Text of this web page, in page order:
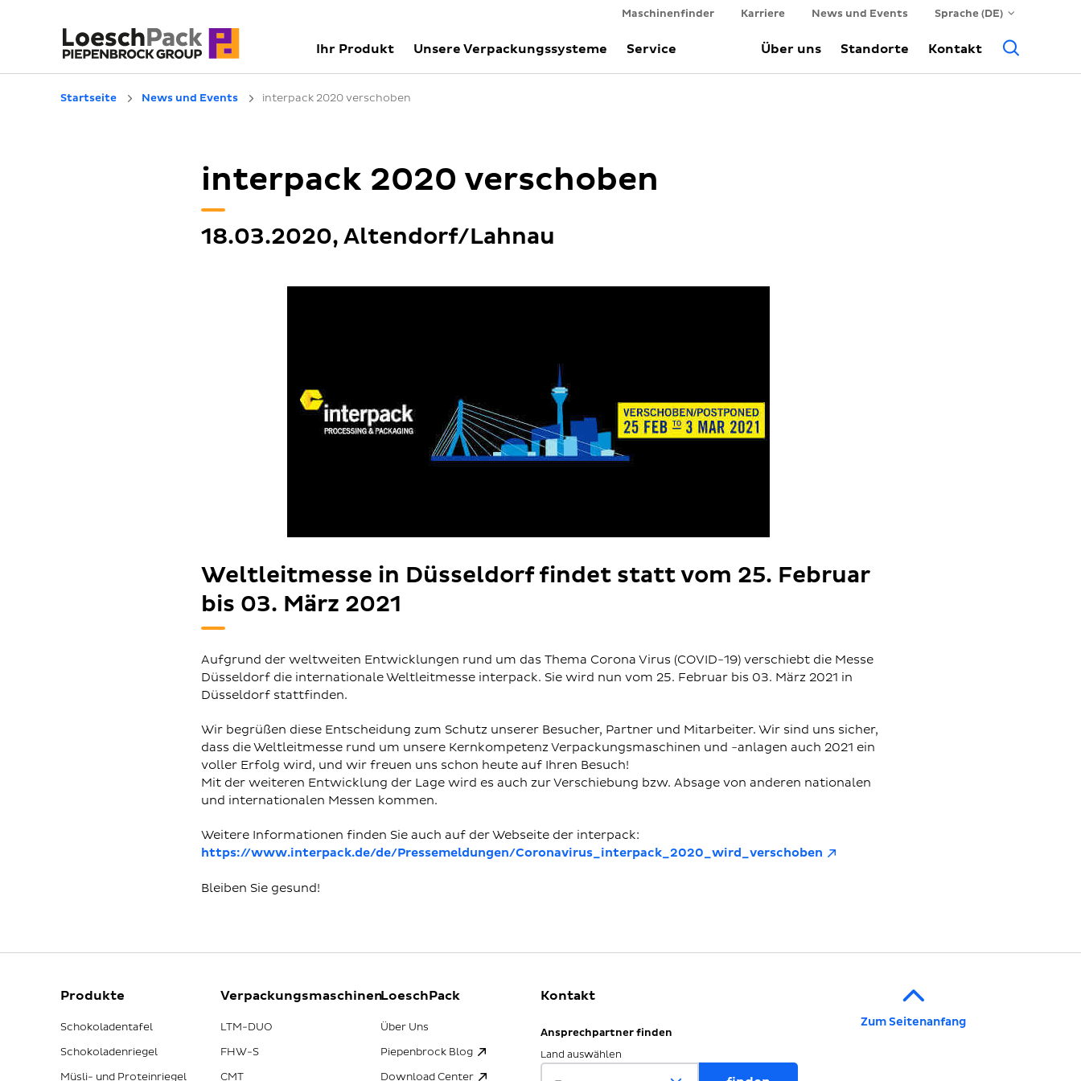
Maschinenfinder Karriere News und Events Sprache (DE)
Ihr Produkt Unsere Verpackungssysteme Service Über uns Standorte Kontakt
Startseite News und Events interpack 2020 verschoben
interpack 2020 verschoben
18.03.2020, Altendorf/Lahnau
Weltleitmesse in Düsseldorf findet statt vom 25. Februar
bis 03. März 2021
Aufgrund der weltweiten Entwicklungen rund um das Thema Corona Virus (COVID-19) verschiebt die Messe
Düsseldorf die internationale Weltleitmesse interpack. Sie wird nun vom 25. Februar bis 03. März 2021 in
Düsseldorf stattfinden.
Wir begrüßen diese Entscheidung zum Schutz unserer Besucher, Partner und Mitarbeiter. Wir sind uns sicher,
dass die Weltleitmesse rund um unsere Kernkompetenz Verpackungsmaschinen und -anlagen auch 2021 ein
voller Erfolg wird, und wir freuen uns schon heute auf Ihren Besuch!
Mit der weiteren Entwicklung der Lage wird es auch zur Verschiebung bzw. Absage von anderen nationalen
und internationalen Messen kommen.
Weitere Informationen finden Sie auch auf der Webseite der interpack:
https://www.interpack.de/de/Pressemeldungen/Coronavirus_interpack_2020_wird_verschoben
Bleiben Sie gesund!
Produkte
Schokoladentafel
Schokoladenriegel
Müsli- und Proteinriegel
Verpackungsmaschinen
LTM-DUO
FHW-S
CMT
LoeschPack
Über Uns
Piepenbrock Blog
Download Center
Kontakt
Ansprechpartner finden
Land auswählen
Zum Seitenanfang